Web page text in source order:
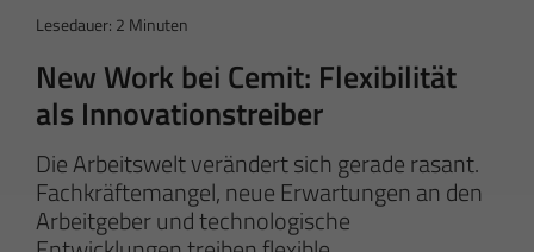
Lesedauer: 2 Minuten
New Work bei Cemit: Flexibilität
als Innovationstreiber
Die Arbeitswelt verändert sich gerade rasant.
Fachkräftemangel, neue Erwartungen an den
Arbeitgeber und technologische